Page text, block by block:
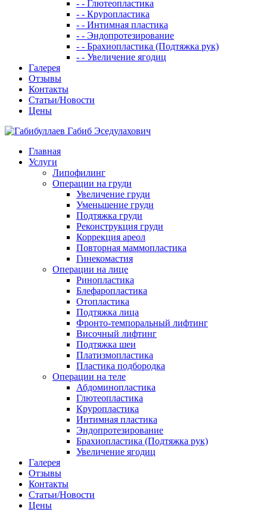
- - Глютеопластика
- - Круропластика
- - Интимная пластика
- - Эндопротезирование
- - Брахиопластика (Подтяжка рук)
- - Увеличение ягодиц
Галерея
Отзывы
Контакты
Статьи/Новости
Цены
Главная
Услуги
Липофилинг
Операции на груди
Увеличение груди
Уменьшение груди
Подтяжка груди
Реконструкция груди
Коррекция ареол
Повторная маммопластика
Гинекомастия
Операции на лице
Ринопластика
Блефаропластика
Отопластика
Подтяжка лица
Фронто-темпоральный лифтинг
Височный лифтинг
Подтяжка шеи
Платизмопластика
Пластика подбородка
Операции на теле
Абдоминопластика
Глютеопластика
Круропластика
Интимная пластика
Эндопротезирование
Брахиопластика (Подтяжка рук)
Увеличение ягодиц
Галерея
Отзывы
Контакты
Статьи/Новости
Цены